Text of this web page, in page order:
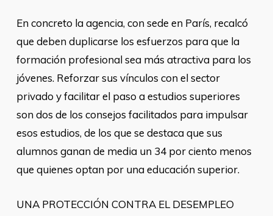
En concreto la agencia, con sede en París, recalcó
que deben duplicarse los esfuerzos para que la
formación profesional sea más atractiva para los
jóvenes. Reforzar sus vínculos con el sector
privado y facilitar el paso a estudios superiores
son dos de los consejos facilitados para impulsar
esos estudios, de los que se destaca que sus
alumnos ganan de media un 34 por ciento menos
que quienes optan por una educación superior.
UNA PROTECCIÓN CONTRA EL DESEMPLEO